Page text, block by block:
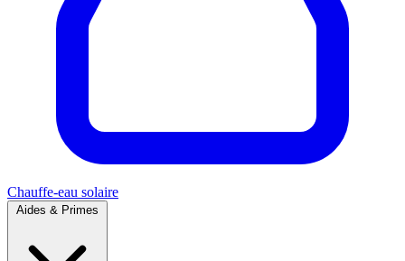
Chauffe-eau solaire